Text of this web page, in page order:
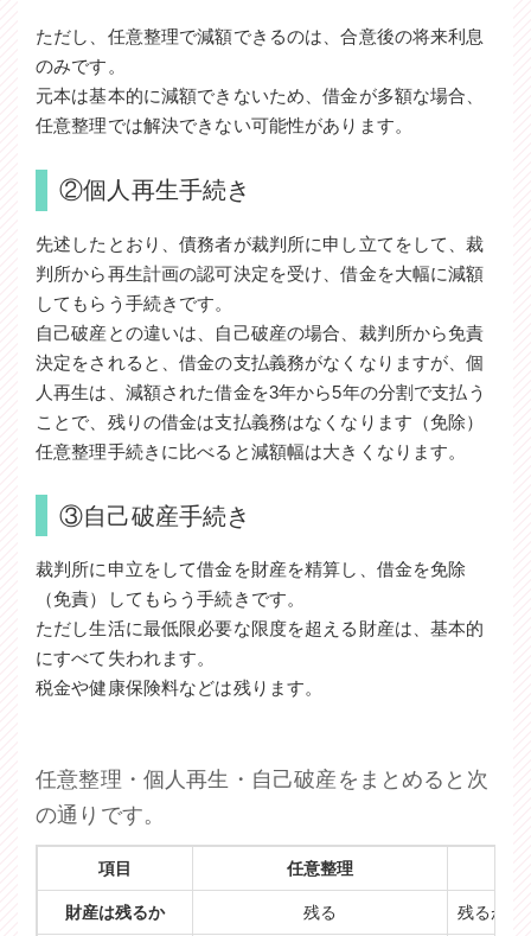
ただし、任意整理で減額できるのは、合意後の将来利息
のみです。
元本は基本的に減額できないため、借金が多額な場合、
任意整理では解決できない可能性があります。
②個人再生手続き
先述したとおり、債務者が裁判所に申し立てをして、裁
判所から再生計画の認可決定を受け、借金を大幅に減額
してもらう手続きです。
自己破産との違いは、自己破産の場合、裁判所から免責
決定をされると、借金の支払義務がなくなりますが、個
人再生は、減額された借金を3年から5年の分割で支払う
ことで、残りの借金は支払義務はなくなります（免除）
任意整理手続きに比べると減額幅は大きくなります。
③自己破産手続き
裁判所に申立をして借金を財産を精算し、借金を免除
（免責）してもらう手続きです。
ただし生活に最低限必要な限度を超える財産は、基本的
にすべて失われます。
税金や健康保険料などは残ります。
任意整理・個人再生・自己破産をまとめると次
の通りです。
項目 任意整理
財産は残るか 残る 残るがロ